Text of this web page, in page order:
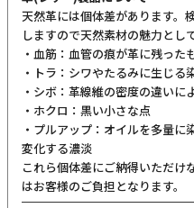
天然革には個体差があります。
しますので天然素材の魅力とし
・血筋：血管の痕が革に残った
・トラ：シワやたるみに生じる
・シボ：革線維の密度の違い
・ホクロ：黒い小さな点
・プルアップ：オイルを多量
変化する濃淡
これら個体差にご納得いただけ
はお客様のご負担となります。